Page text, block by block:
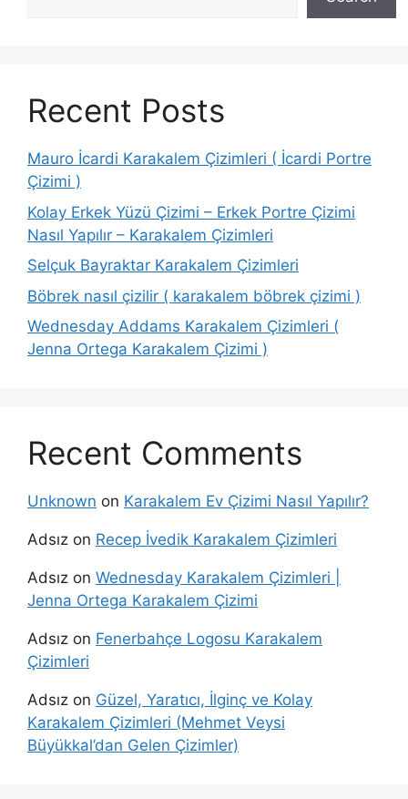
Recent Posts
Mauro İcardi Karakalem Çizimleri ( İcardi Portre
Çizimi )
Kolay Erkek Yüzü Çizimi – Erkek Portre Çizimi
Nasıl Yapılır – Karakalem Çizimleri
Selçuk Bayraktar Karakalem Çizimleri
Böbrek nasıl çizilir ( karakalem böbrek çizimi )
Wednesday Addams Karakalem Çizimleri (
Jenna Ortega Karakalem Çizimi )
Recent Comments
Unknown on Karakalem Ev Çizimi Nasıl Yapılır?
Adsız on Recep İvedik Karakalem Çizimleri
Adsız on Wednesday Karakalem Çizimleri |
Jenna Ortega Karakalem Çizimi
Adsız on Fenerbahçe Logosu Karakalem
Çizimleri
Adsız on Güzel, Yaratıcı, İlginç ve Kolay
Karakalem Çizimleri (Mehmet Veysi
Büyükkal’dan Gelen Çizimler)